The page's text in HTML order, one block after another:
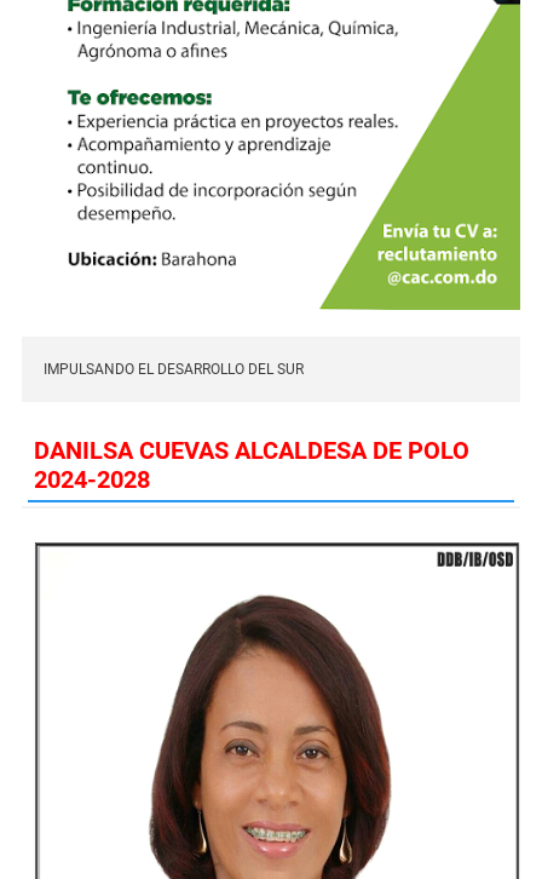
IMPULSANDO EL DESARROLLO DEL SUR
DANILSA CUEVAS ALCALDESA DE POLO
2024-2028